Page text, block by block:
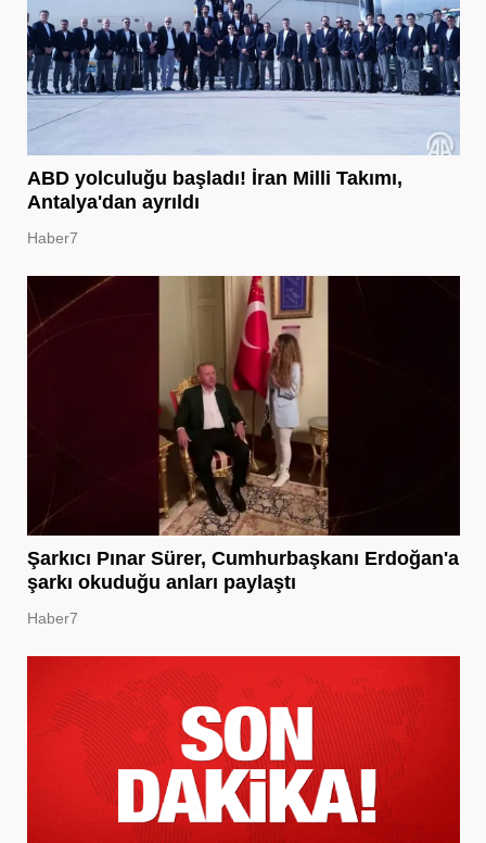
ABD yolculuğu başladı! İran Milli Takımı,
Antalya'dan ayrıldı
Haber7
Şarkıcı Pınar Sürer, Cumhurbaşkanı Erdoğan'a
şarkı okuduğu anları paylaştı
Haber7